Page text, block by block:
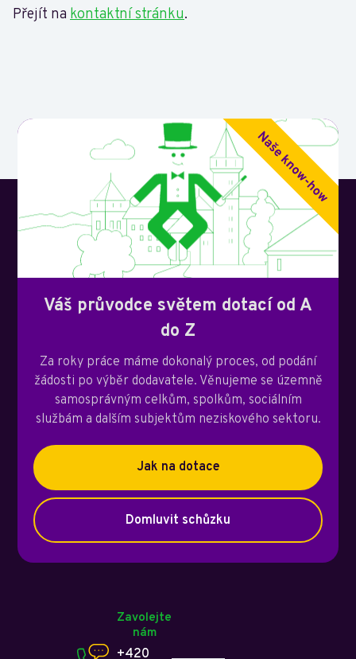
Přejít na kontaktní stránku.
Váš průvodce světem dotací od A
do Z
Za roky práce máme dokonalý proces, od podání
žádosti po výběr dodavatele. Věnujeme se územně
samosprávným celkům, spolkům, sociálním
službám a dalším subjektům neziskového sektoru.
Jak na dotace
Domluvit schůzku
Zavolejte
nám
+420